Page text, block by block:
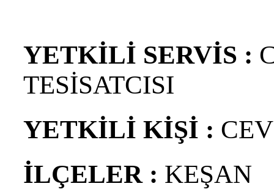
YETKİLİ SERVİS :
TESİSATCISI
YETKİLİ KİŞİ :
İLÇELER : KEŞAN